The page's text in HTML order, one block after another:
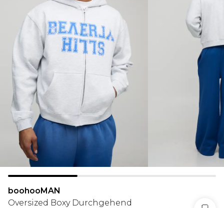
boohooMAN
Oversized Boxy Durchgehend